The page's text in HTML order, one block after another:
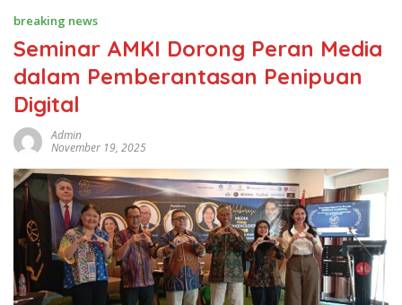
breaking news
Seminar AMKI Dorong Peran Media
dalam Pemberantasan Penipuan
Digital
Admin
November 19, 2025